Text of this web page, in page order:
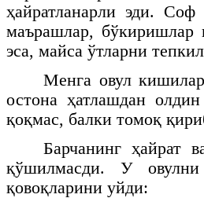
ҳайратланарли эди.
маърашлар, бўкиришлар
эса, майса ўтларни
Менга овул
остона ҳатлашдан
қоқмас, балки томоқ
Барчанинг ҳайрат
қўшилмасди. У овулни
қовоқларини уйди: